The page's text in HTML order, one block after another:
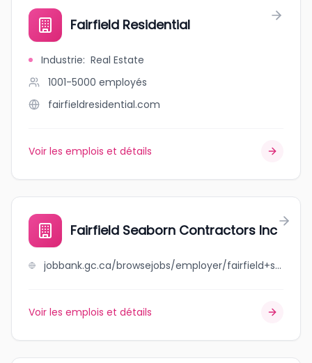
Fairfield Residential
Industrie: Real Estate
1001-5000 employés
fairfieldresidential.com
Voir les emplois et détails
Fairfield Seaborn Contractors Inc
jobbank.gc.ca/browsejobs/employer/fairfield+seaborn+contractors+inc/ca
Voir les emplois et détails